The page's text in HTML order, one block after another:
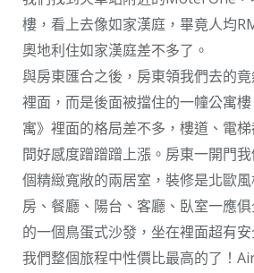
樓，看上去像如家漢庭，畢竟人均
奧地利住如家漢庭差不多了。
與房東匯合之後，房東領我們去的
裡面，而是後面被擋住的一幢公寓
寓》裡面的格局差不多，樓道、電
間好感度蹭蹭蹭上漲。房東一開門
個精緻寬敞的兩居室，裝修是北歐
房、餐廳、陽台、客廳、臥室一應
的一個鳥蛋式沙發，坐在裡面超有
我們整個旅程中性價比最高的了！